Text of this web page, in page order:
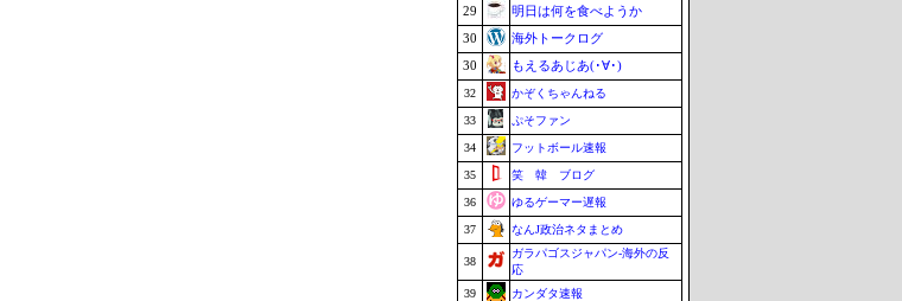
29
明日は何を食べようか
30
海外トークログ
30
もえるあじあ(･∀･)
32 かぞくちゃんねる
33 ぷそファン
34 フットボール速報
35 笑 韓 ブログ
36 ゆるゲーマー遅報
37 なんJ政治ネタまとめ
38
ガラパゴスジャパン-海外の反
応
39
カンダタ速報